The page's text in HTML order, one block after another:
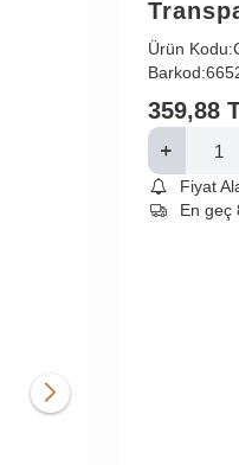
Ürün Kodu:
Barkod:
359,88
Fiyat
En geç